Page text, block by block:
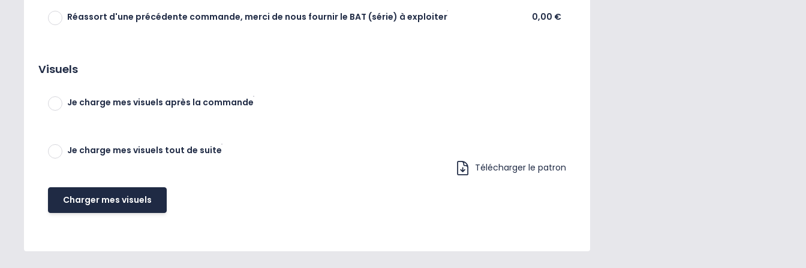
Réassort d'une précédente commande, merci de nous fournir le BAT (série) à exploiter 0,00 €
Visuels
Je charge mes visuels après la commande
Je charge mes visuels tout de suite
Télécharger le patron
Charger mes visuels